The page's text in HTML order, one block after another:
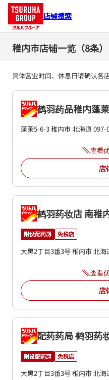
店铺搜索
稚内市店铺一览（8条）
具体营业时间、休息日请确认各
鹤羽药品稚内蓬
蓬莱5-6-3稚内市北海道097-
查看
店
鹤羽药妆店 南稚
附设配药房 免税店
大黑2丁目3番3号稚内市北海
查看
店
配药药局 鹤羽药
附设配药房 免税店
大黑2丁目3番3号稚内市北海